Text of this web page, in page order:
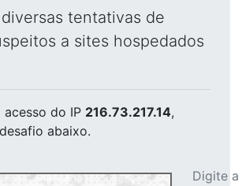
tentativas de
a sites hospedados
acesso do IP 216.73.217.14,
abaixo.
Digite